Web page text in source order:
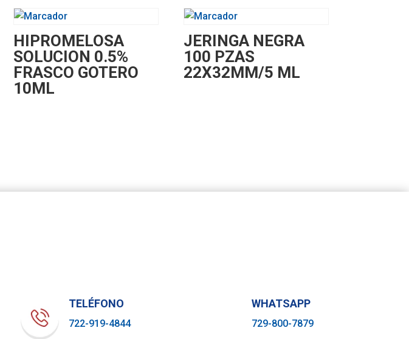
HIPROMELOSA
SOLUCION 0.5%
FRASCO GOTERO
10ML
JERINGA NEGRA
100 PZAS
22X32MM/5 ML
TELÉFONO
722-919-4844
WHATSAPP
729-800-7879